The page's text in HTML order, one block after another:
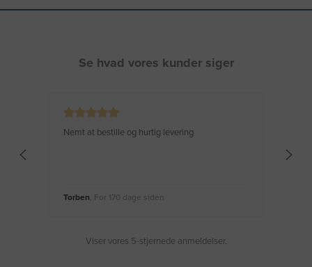
Se hvad vores kunder siger
Nemt at bestille og hurtig levering
Torben , For 170 dage siden
Viser vores 5-stjernede anmeldelser.